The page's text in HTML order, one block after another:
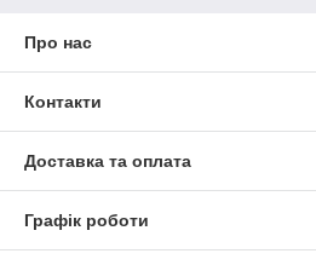
Про нас
Контакти
Доставка та оплата
Графік роботи